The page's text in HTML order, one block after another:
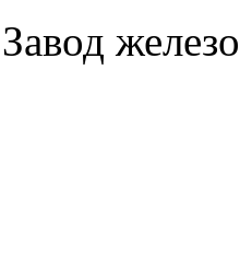
Завод